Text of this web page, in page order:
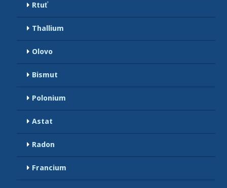
Rtuť
Thallium
Olovo
Bismut
Polonium
Astat
Radon
Francium